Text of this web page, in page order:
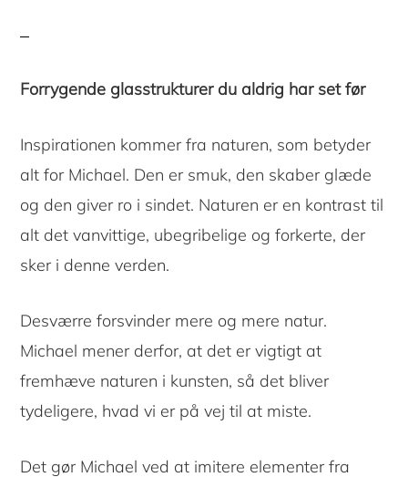
Forrygende glasstrukturer du aldrig har set før
Inspirationen kommer fra naturen, som betyder
alt for Michael. Den er smuk, den skaber glæde
og den giver ro i sindet. Naturen er en kontrast til
alt det vanvittige, ubegribelige og forkerte, der
sker i denne verden.
Desværre forsvinder mere og mere natur.
Michael mener derfor, at det er vigtigt at
fremhæve naturen i kunsten, så det bliver
tydeligere, hvad vi er på vej til at miste.
Det gør Michael ved at imitere elementer fra